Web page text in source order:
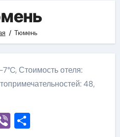
Тюмень
Стоимость отеля:
48,
ViberОтправить